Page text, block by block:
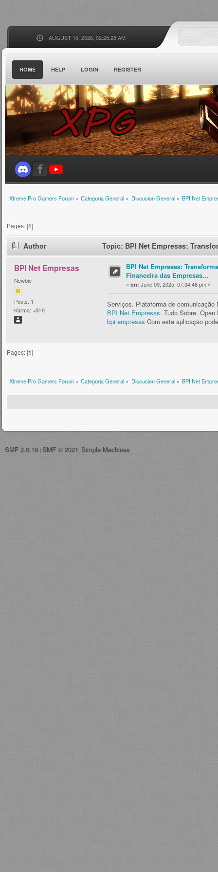
AUGUST 10, 2026, 02:28:28 AM
HOME HELP LOGIN REGISTER
Xtreme Pro Gamers Forum» Categoria General » Discusion General» BPI Net
Pages: [1]
Author Topic: BPI Net Empresas:
BPI Net Empresas
Newbie
Posts: 1
Karma: +0/-0
BPI Net Empresas:
Financeira das Empresas...
« on: June 09, 2025, 07:34:46 pm »
Serviços. Plataforma de comunicação
BPI Net Empresas. Tudo Sobre. Open
bpi empresas Com esta aplicação
Pages: [1]
Xtreme Pro Gamers Forum» Categoria General » Discusion General» BPI Net
SMF 2.0.19 SMF © 2021 , Simple Machines